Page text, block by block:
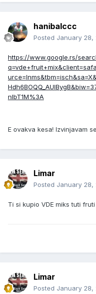
hanibalccc
Posted January 28,
https://www.google.rs/
nlbT1M%3A
E ovakva kesa! Izvinjavam
Limar
Posted January 28,
Ti si kupio VDE miks tuti
Limar
Posted January 28,